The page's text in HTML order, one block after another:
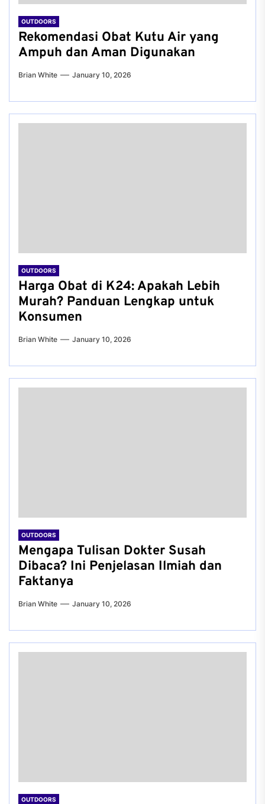
OUTDOORS
Rekomendasi Obat Kutu Air yang
Ampuh dan Aman Digunakan
Brian White January 10, 2026
OUTDOORS
Harga Obat di K24: Apakah Lebih
Murah? Panduan Lengkap untuk
Konsumen
Brian White January 10, 2026
OUTDOORS
Mengapa Tulisan Dokter Susah
Dibaca? Ini Penjelasan Ilmiah dan
Faktanya
Brian White January 10, 2026
OUTDOORS